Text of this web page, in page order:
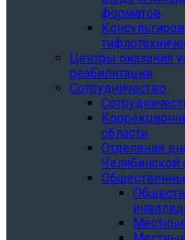
форматов
Центры оказания
реабилитации
Сотрудничество
области
Отделения
Челябинской